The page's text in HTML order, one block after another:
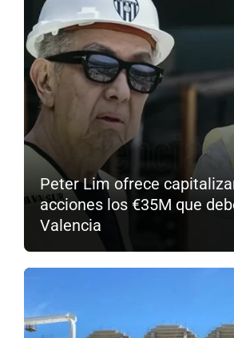
Peter Lim ofrece
acciones los €35M que
Valencia